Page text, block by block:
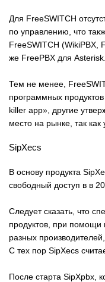
Для FreeSWITCH
по управлению, что
FreeSWITCH (WikiPBX,
же FreePBX для Asterisk.
Тем не менее,
программных
killer app», другие
место на рынке, так
SipXecs
В основу продукта
свободный доступ в в
Следует сказать, что
продуктов, при помощи
разных
С тех пор SipXecs
После старта SipXpbx,